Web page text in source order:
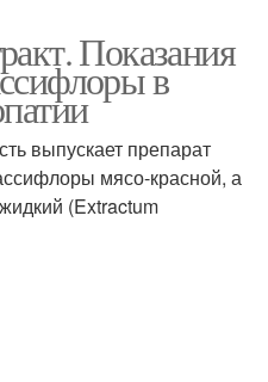
Показания
в
выпускает препарат
мясо-красной, а
(Extractum